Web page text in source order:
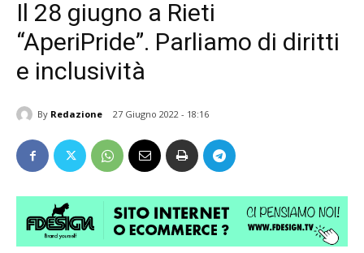
Il 28 giugno a Rieti
“AperiPride”. Parliamo di diritti
e inclusività
By Redazione 27 Giugno 2022 - 18:16